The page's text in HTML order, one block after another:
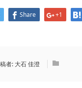
Share +1
者: 大石 佳澄